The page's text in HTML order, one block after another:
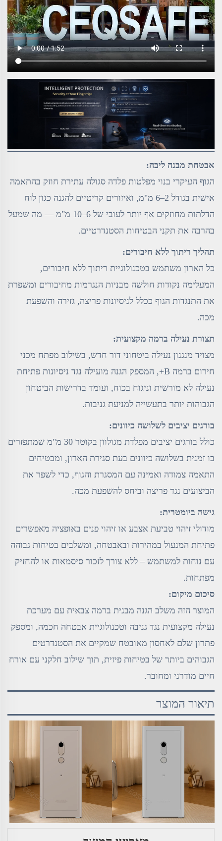
אבטחת מבנה ליבה:
הגוף העיקרי בנוי מפלטות פלדה סגולה עתירת חוזק בהתאמה
אישית בגודל 2–6 מ"מ, ואיזורים קריטיים להגנה כגון לוח
הדלתות מחוזקים אף יותר לעובי של 6–10 מ"מ — מה שמעל
בהרבה את תקני הבטיחות הסטנדרטיים.
תהליך ריתוך ללא חיבורים:
כל הארון משתמש בטכנולוגיית ריתוך ללא חיבורים,
המעלימה נקודות חולשה מבניות הנגרמות מחיבורים ומשפרת
את התנגדות הגוף ככלל לניסיונות פריצה, גזירה והשפעת
מכה.
תצורת נעילה ברמה מקצועית:
מצויד מנגנון נעילה ביטחוני דור חדש, בשילוב מפתח מכני
חירום ברמה B+, המספק הגנה מועילה נגד ניסיונות פתיחת
נעילה לא מורשית וניגוח בכוח, ועומד בדרישות הביטחון
הגבוהות יותר בתעשייה למניעת גניבות.
בורגים יציבים לשלושה כיוונים:
כולל בורגים יציבים מפלדת מגולוון בקוטר 30 מ"מ שמתפזרים
בו זמנית בשלושה כיוונים בעת סגירת הארון, ומבטיחים
התאמה צמודה ואמינה עם המסגרת והגוף, כדי לשפר את
הביצועים נגד פריצה וביחס להשפעת מכה.
גישה ביומטרית:
מודולי זיהוי טביעת אצבע או זיהוי פנים באופציה מאפשרים
פתיחת המנעול במהירות ובאבטחה, ומשלבים בטיחות גבוהה
עם נוחות למשתמש – ללא צורך לזכור סיסמאות או להחזיק
מפתחות.
סיכום מיקום:
המוצר הזה משלב הגנה מבנית ברמה צבאית עם מערכת
נעילה מקצועית נגד גניבה וטכנולוגיית אבטחה חכמה, ומספק
פתרון שלם לאחסון מאובטח שמקיים את הסטנדרטים
הגבוהים ביותר של בטיחות פיזית, תוך שילוב חלקני עם אורח
חיים מודרני ומחובר.
תיאור המוצר